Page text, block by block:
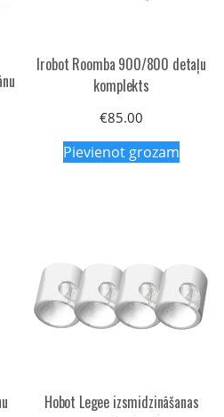
Irobot Roomba 900/800 detaļu
komplekts
€85.00
Pievienot grozam
Hobot Legee izsmidzināšanas